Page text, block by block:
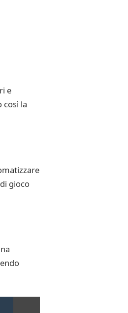
e
così la
gioco